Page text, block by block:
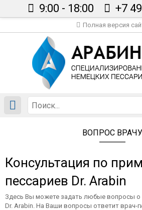
Каталог
Сертификаты
Вопрос врачу
Контакты
В корзине пусто
9:00 - 18:00 +7
Полная версия
ВОПРОС ВРАЧУ
Консультация по
пессариев Dr. Arabin
Здесь Вы можете задать любые вопросы о
Dr. Arabin. На Ваши вопросы ответит врач-